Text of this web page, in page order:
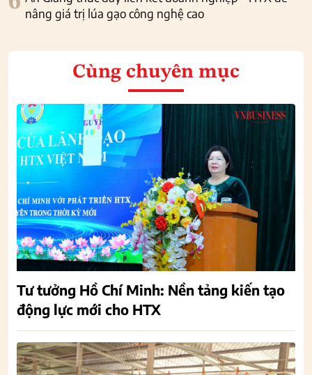
nâng giá trị lúa gạo công nghệ cao
Cùng chuyên mục
Tư tưởng Hồ Chí Minh: Nền tảng kiến tạo
động lực mới cho HTX